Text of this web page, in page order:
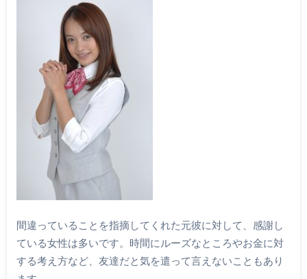
間違っていることを指摘してくれた元彼に対して、感謝し
ている女性は多いです。時間にルーズなところやお金に対
する考え方など、友達だと気を遣って言えないこともあり